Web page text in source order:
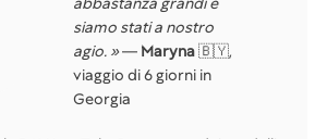
siamo stati a nostro
agio. »— Maryna🇧🇾,
viaggio di 6 giorni in
Georgia